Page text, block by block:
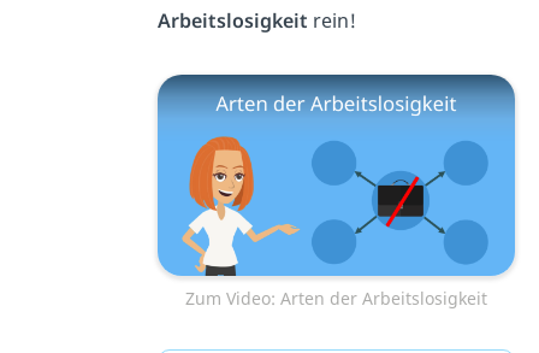
Arbeitslosigkeit rein!
Zum Video: Arten der Arbeitslosigkeit